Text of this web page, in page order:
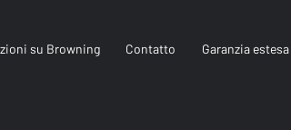
su Browning Contatto Garanzia estesa